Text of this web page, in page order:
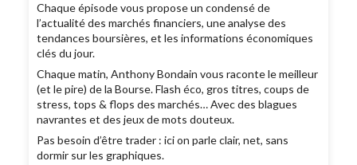
Chaque épisode vous propose un condensé de
l’actualité des marchés financiers, une analyse des
tendances boursières, et les informations économiques
clés du jour.
Chaque matin, Anthony Bondain vous raconte le meilleur
(et le pire) de la Bourse. Flash éco, gros titres, coups de
stress, tops & flops des marchés… Avec des blagues
navrantes et des jeux de mots douteux.
Pas besoin d’être trader : ici on parle clair, net, sans
dormir sur les graphiques.